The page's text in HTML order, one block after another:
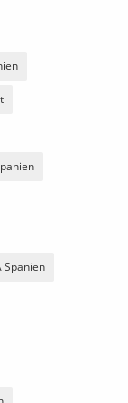
Spanien